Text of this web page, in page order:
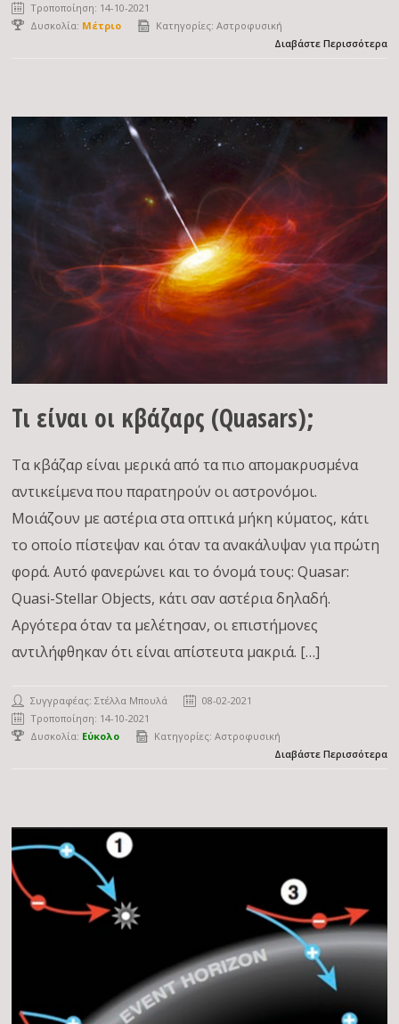
Τροποποίηση: 14-10-2021
Δυσκολία: Μέτριο Κατηγορίες:Αστροφυσική
Διαβάστε Περισσότερα
Τι είναι οι κβάζαρς (Quasars);
Τα κβάζαρ είναι μερικά από τα πιο απομακρυσμένα
αντικείμενα που παρατηρούν οι αστρονόμοι.
Μοιάζουν με αστέρια στα οπτικά μήκη κύματος, κάτι
το οποίο πίστεψαν και όταν τα ανακάλυψαν για πρώτη
φορά. Αυτό φανερώνει και το όνομά τους: Quasar:
Quasi-Stellar Objects, κάτι σαν αστέρια δηλαδή.
Αργότερα όταν τα μελέτησαν, οι επιστήμονες
αντιλήφθηκαν ότι είναι απίστευτα μακριά. […]
Συγγραφέας:Στέλλα Μπουλά
08-02-2021
Τροποποίηση: 14-10-2021
Δυσκολία: Εύκολο Κατηγορίες:Αστροφυσική
Διαβάστε Περισσότερα